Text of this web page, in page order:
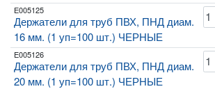
E005125
Держатели для труб ПВХ, ПНД диам.
16 мм. (1 уп=100 шт.) ЧЕРНЫЕ
E005126
Держатели для труб ПВХ, ПНД диам.
20 мм. (1 уп=100 шт.) ЧЕРНЫЕ